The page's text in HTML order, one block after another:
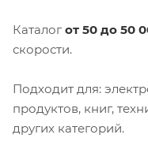
Каталог от 50 до 50
скорости.
Подходит для:
продуктов, книг,
других категорий.